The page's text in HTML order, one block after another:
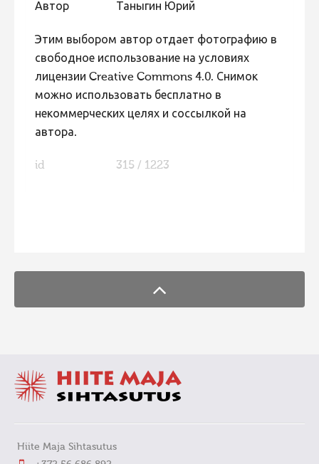
Автор Таныгин Юрий
Этим выбором автор отдает фотографию в
свободное использование на условиях
лицензии Creative Commons 4.0. Снимок
можно использовать бесплатно в
некоммерческих целях и соссылкой на
автора.
id 315 / 1223
Hiite Maja Sihtasutus